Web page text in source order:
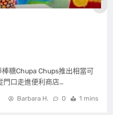
糖Chupa Chups推出相當可
門口走進便利商店…
Barbara H. 0 1 mins